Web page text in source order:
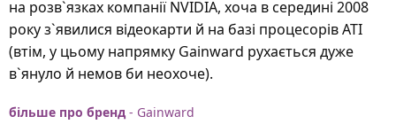
на розв`язках компанії NVIDIA, хоча в середині 2008
року з`явилися відеокарти й на базі процесорів ATI
(втім, у цьому напрямку Gainward рухається дуже
в`януло й немов би неохоче).
більше про бренд - Gainward